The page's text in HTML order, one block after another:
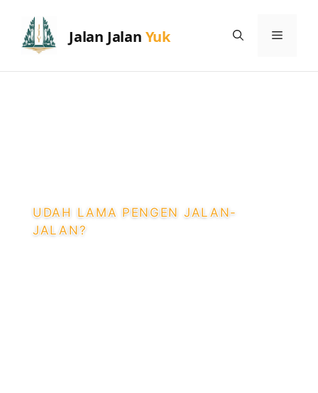
content
Menu
UDAH LAMA PENGEN JALAN-
JALAN?